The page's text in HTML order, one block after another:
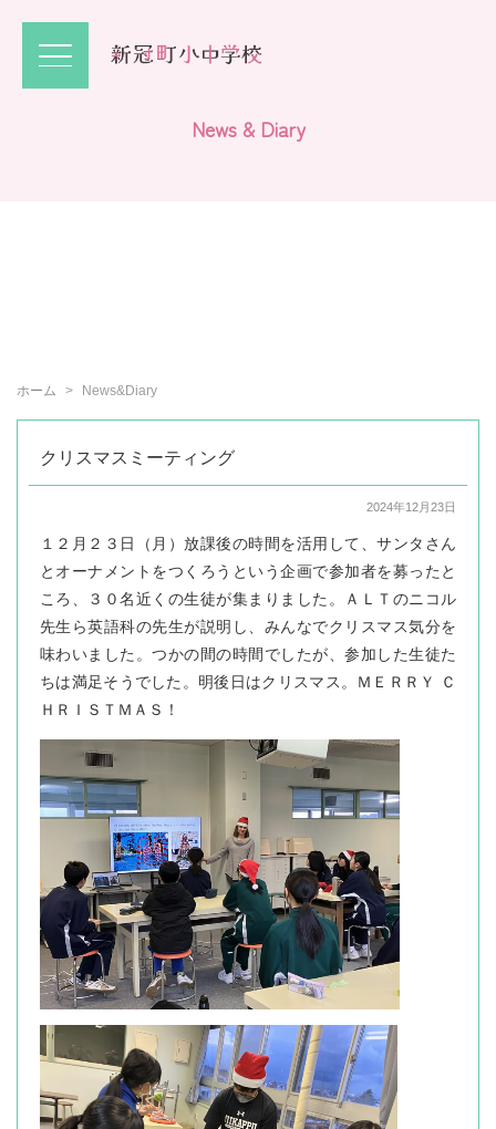
News & Diary
ホーム News&Diary
クリスマスミーティング
2024年12月23日
１２月２３日（月）放課後の時間を活用して、サンタさん
とオーナメントをつくろうという企画で参加者を募ったと
ころ、３０名近くの生徒が集まりました。ＡＬＴのニコル
先生ら英語科の先生が説明し、みんなでクリスマス気分を
味わいました。つかの間の時間でしたが、参加した生徒た
ちは満足そうでした。明後日はクリスマス。ＭＥＲＲＹ Ｃ
ＨＲＩＳＴＭＡＳ！